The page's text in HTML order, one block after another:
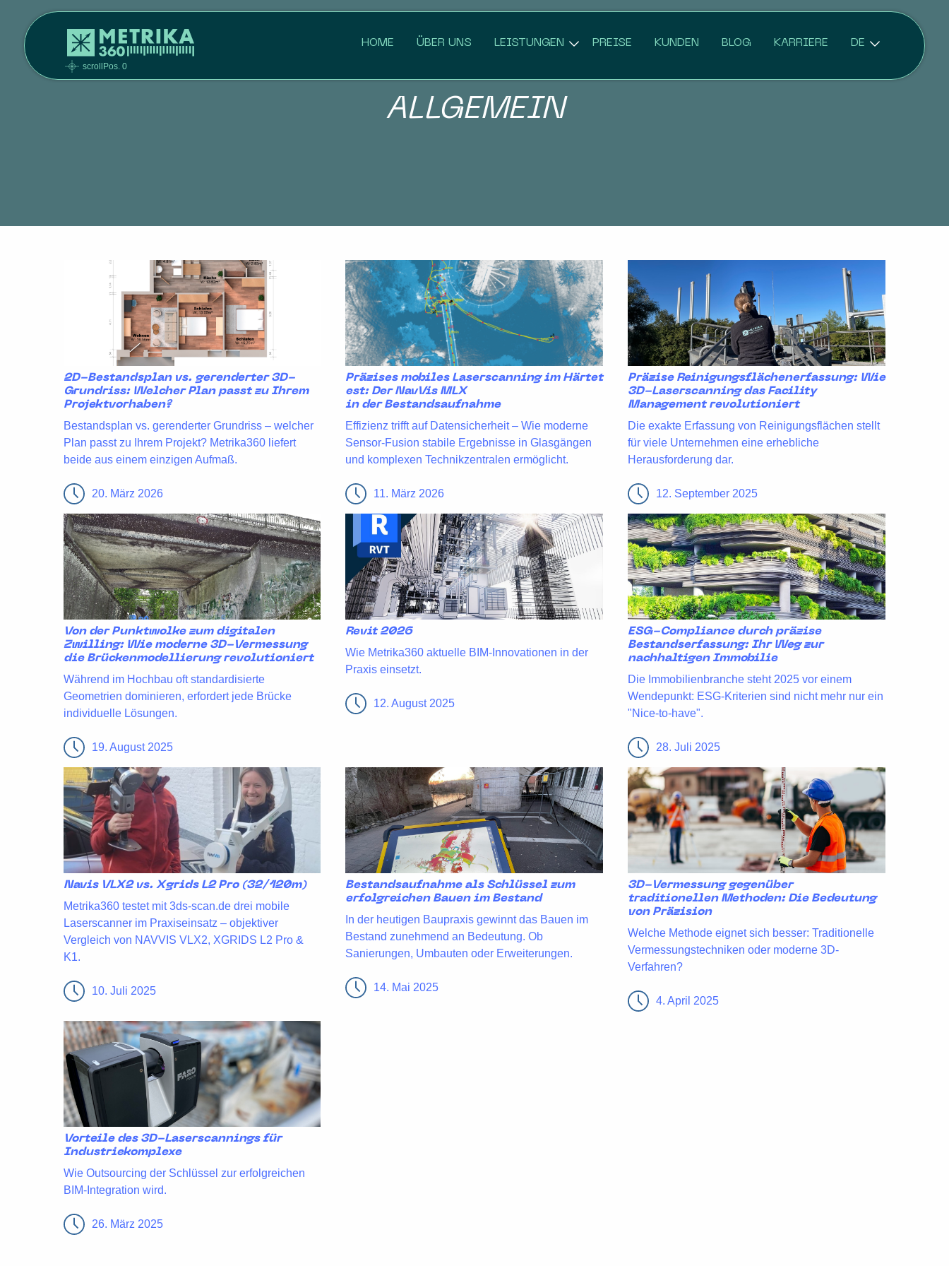
scrollPos. 0
HOME ÜBER UNS LEISTUNGEN PREISE KUNDEN BLOG KARRIERE DE
ALLGEMEIN
2D-Bestandsplan vs. gerenderter 3D-
Grundriss: Welcher Plan passt zu Ihrem
Projektvorhaben?
Bestandsplan vs. gerenderter Grundriss – welcher
Plan passt zu Ihrem Projekt? Metrika360 liefert
beide aus einem einzigen Aufmaß.
20. März 2026
Präzises mobiles Laserscanning im Härtet
est: Der NavVis MLX
in der Bestandsaufnahme
Effizienz trifft auf Datensicherheit – Wie moderne
Sensor-Fusion stabile Ergebnisse in Glasgängen
und komplexen Technikzentralen ermöglicht.
11. März 2026
Präzise Reinigungsflächenerfassung: Wie
3D-Laserscanning das Facility
Management revolutioniert
Die exakte Erfassung von Reinigungsflächen stellt
für viele Unternehmen eine erhebliche
Herausforderung dar.
12. September 2025
Von der Punktwolke zum digitalen
Zwilling: Wie moderne 3D-Vermessung
die Brückenmodellierung revolutioniert
Während im Hochbau oft standardisierte
Geometrien dominieren, erfordert jede Brücke
individuelle Lösungen.
19. August 2025
Revit 2026
Wie Metrika360 aktuelle BIM-Innovationen in der
Praxis einsetzt.
12. August 2025
ESG-Compliance durch präzise
Bestandserfassung: Ihr Weg zur
nachhaltigen Immobilie
Die Immobilienbranche steht 2025 vor einem
Wendepunkt: ESG-Kriterien sind nicht mehr nur ein
"Nice-to-have".
28. Juli 2025
Navis VLX2 vs. Xgrids L2 Pro (32/120m)
Metrika360 testet mit 3ds-scan.de drei mobile
Laserscanner im Praxiseinsatz – objektiver
Vergleich von NAVVIS VLX2, XGRIDS L2 Pro &
K1.
10. Juli 2025
Bestandsaufnahme als Schlüssel zum
erfolgreichen Bauen im Bestand
In der heutigen Baupraxis gewinnt das Bauen im
Bestand zunehmend an Bedeutung. Ob
Sanierungen, Umbauten oder Erweiterungen.
14. Mai 2025
3D-Vermessung gegenüber
traditionellen Methoden: Die Bedeutung
von Präzision
Welche Methode eignet sich besser: Traditionelle
Vermessungstechniken oder moderne 3D-
Verfahren?
4. April 2025
Vorteile des 3D-Laserscannings für
Industriekomplexe
Wie Outsourcing der Schlüssel zur erfolgreichen
BIM-Integration wird.
26. März 2025